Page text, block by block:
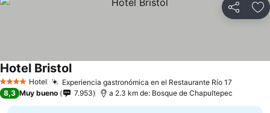
Compartir
4 EstrellasHotel Experiencia gastronómica en el Restaurante Río 17
Hotel Bristol
8,3 Muy bueno 7.953 a 2.3 km de: Bosque de Chapultepec